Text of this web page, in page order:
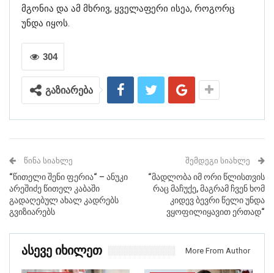
მგონია და ამ მხრივ, ყველაფერი ისეა, როგორც
უნდა იყოს.
304
გაზიარება
ᲬᲘᲜᲐ ᲡᲘᲐᲮᲚᲔ
“წითელი შენი ფერია“ – ანუკი
არეშიძე წითელ კაბაში
გადაღებულ ახალ კადრებს
გვიზიარებს
ᲨᲔᲛᲓᲔᲒᲘ ᲡᲘᲐᲮᲚᲔ
“მადლობა იმ ორი წლისთვის
რაც მაჩუქე, მაგრამ ჩვენ ხომ
კიდევ ბევრი წელი უნდა
ვყოფილიყავით ერთად“
Ასევე Იხილეთ More From Author